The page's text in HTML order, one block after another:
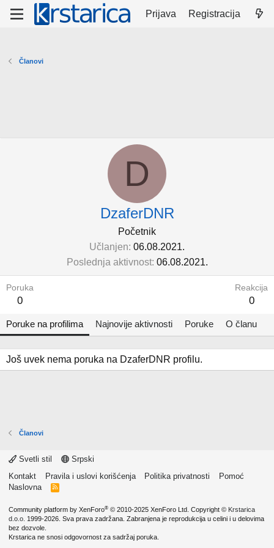
Prijava Registracija
Članovi
D
DzaferDNR
Početnik
Učlanjen 06.08.2021.
Poslednja aktivnost 06.08.2021.
Poruka
0
Reakcija
0
Poruke na profilima Najnovije aktivnosti Poruke O članu
Još uvek nema poruka na DzaferDNR profilu.
Članovi
Svetli stil
Srpski
Kontakt
Pravila i uslovi korišćenja Politika privatnosti
Pomoć
Naslovna
R
Community platform by XenForo® © 2010-2025 XenForo Ltd. Copyright © Krstarica
d.o.o. 1999-2026. Sva prava zadržana. Zabranjena je reprodukcija u celini i u delovima
bez dozvole.
Krstarica ne snosi odgovornost za sadržaj poruka.